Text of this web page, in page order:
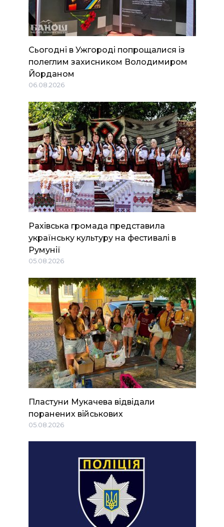
Сьогодні в Ужгороді попрощалися із
полеглим захисником Володимиром
Йорданом
06.08.2026
Рахівська громада представила
українську культуру на фестивалі в
Румунії
05.08.2026
Пластуни Мукачева відвідали
поранених військових
05.08.2026